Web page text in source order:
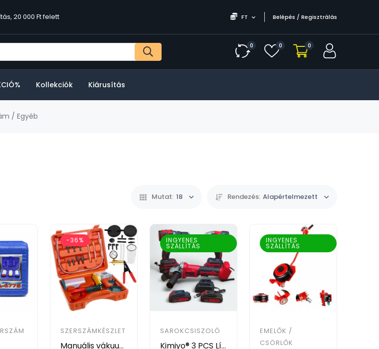
20 000 Ft felett FT Belépés / Regisztrálás
0 0 0
Kollekciók Kiárusítás
/ Egyéb
Mutat: 18 Rendezés: Alapértelmezett
-36%
SZERSZÁMKÉSZLET
Manuális vákuumnyomású szivattyú, fékrendszer légtelenítő készlet 120 ml-es tartállyal, tartozékokkal kofferben
INGYENES
SZÁLLÍTÁS
SAROKCSISZOLÓ
Kimiyo® 3 PCS Lítium Szerszám Készlet - Extra erős 128V- CH24-49
INGYENES
SZÁLLÍTÁS
EMELŐK /
CSÖRLŐK